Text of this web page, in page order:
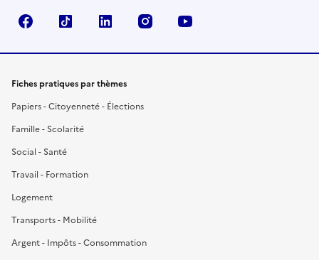
FacebookTikTok LinkedIn Instagram
Fiches pratiques par thèmes
Papiers - Citoyenneté - Élections
Famille - Scolarité
Social - Santé
Travail - Formation
Logement
Transports - Mobilité
Argent - Impôts - Consommation